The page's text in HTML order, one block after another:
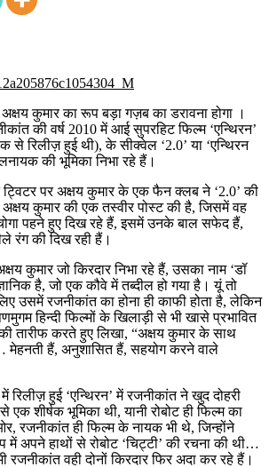
कुमार का रूप बड़ा गज़ब का डरावना होगा ।
की वर्ष 2010 में आई सुपरहिट फिल्म ‘एन्थिरन’
से रिलीज़ हुई थी), के सीक्वेल ‘2.0’ या ‘एन्थिरन
की भूमिका निभा रहे हैं।
ट्विटर पर अक्षय कुमार के एक फैन क्लब ने ‘2.0’ की
अक्षय कुमार की एक तस्वीर पोस्ट की है, जिसमें वह
पहने हुए दिख रहे हैं, इसमें उनके बाल सफेद हैं,
रंग की दिख रही हैं।
कुमार जो किरदार निभा रहे हैं, उसका नाम ‘डॉ
है, जो एक कौवे में तब्दील हो गया है। यूं तो
उसमें रजनीकांत का होना ही काफी होता है, लेकिन
हिन्दी फिल्मों के खिलाड़ी से भी खासे प्रभावित
तारीफ करते हुए लिखा, “अक्षय कुमार के साथ
हैं, अनुशासित हैं, सहयोग करने वाले
रिलीज़ हुई ‘एन्थिरन’ में रजनीकांत ने खुद दोहरी
एक शीर्षक भूमिका थी, यानी रोबोट ही फिल्म का
रजनीकांत ही फिल्म के नायक भी थे, जिन्होंने
अपने हाथों से रोबोट ‘चिट्टी’ की रचना की थी…
रजनीकांत वही दोनों किरदार फिर अदा कर रहे हैं।